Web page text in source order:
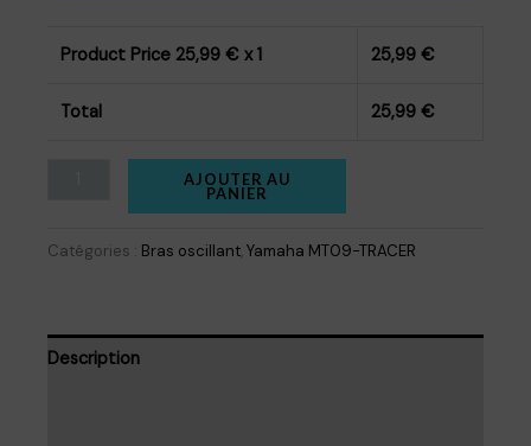
Product Price 25,99€ x 1 25,99€
Total 25,99€
racecore
MT-
AJOUTER AU
PANIER
Catégories : Bras oscillant,Yamaha MT09-TRACER
Description